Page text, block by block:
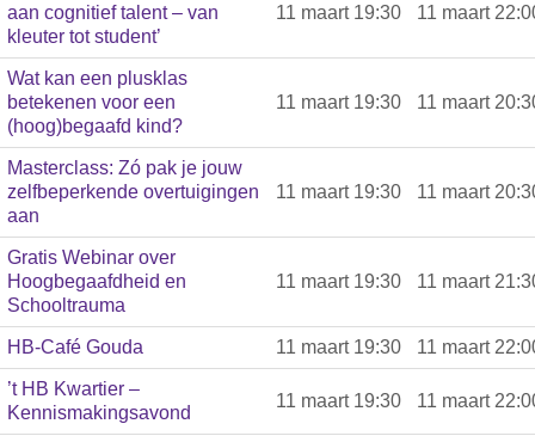
aan cognitief talent – van
kleuter tot student’
11 maart 19:30 11 maart
Wat kan een plusklas
betekenen voor een
(hoog)begaafd kind?
11 maart 19:30 11 maart
Masterclass: Zó pak je jouw
zelfbeperkende overtuigingen
aan
11 maart 19:30 11 maart
Gratis Webinar over
Hoogbegaafdheid en
Schooltrauma
11 maart 19:30 11 maart
HB-Café Gouda 11 maart 19:30 11 maart
’t HB Kwartier –
Kennismakingsavond
11 maart 19:30 11 maart